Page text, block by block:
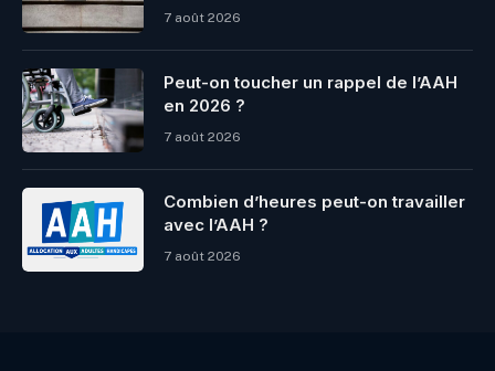
7 août 2026
Peut-on toucher un rappel de l’AAH
en 2026 ?
7 août 2026
Combien d’heures peut-on travailler
avec l’AAH ?
7 août 2026